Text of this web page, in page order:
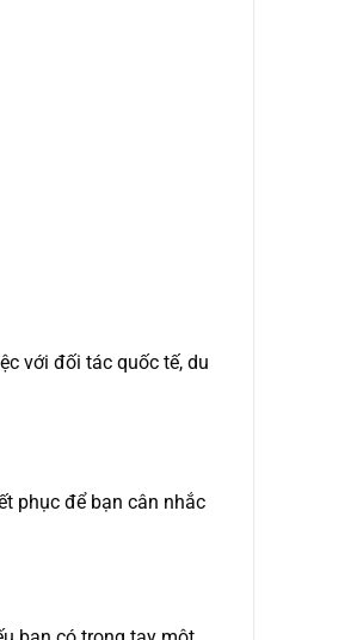
với đối tác quốc tế, du
phục để bạn cân nhắc